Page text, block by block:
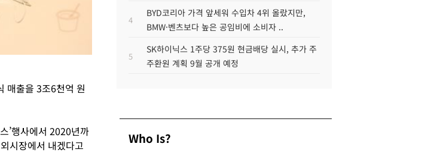
매출을 3조6천억 원
’행사에서 2020년까
시장에서 내겠다고
4
BYD코리아 가격 앞세워 수입차 4위 올랐지만,
BMW·벤츠보다 높은 공임비에 소비자 ..
5
SK하이닉스 1주당 375원 현금배당 실시, 추가 주
주환원 계획 9월 공개 예정
Who Is?